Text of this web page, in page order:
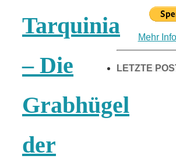
Tarquinia
– Die
Grabhügel
der
Mehr
LETZTE